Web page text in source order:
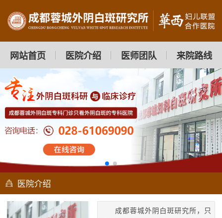
网站首页 医院介绍 医师团队 来院路线
医院介绍
成都蓉城外阴白斑研究所，只